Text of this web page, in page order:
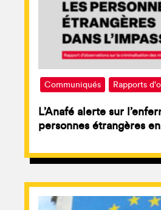
Communiqués Rapports
L’Anafé alerte sur
personnes étrangères